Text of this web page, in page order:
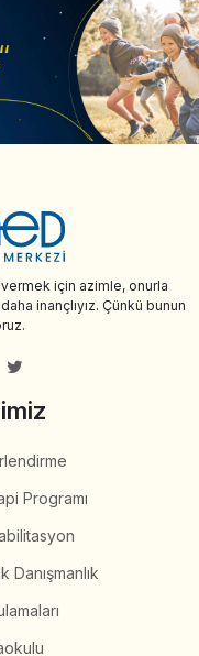
için azimle, onurla
inançlıyız. Çünkü bunun
Programı
Danışmanlık